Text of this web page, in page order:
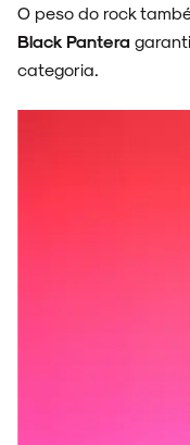
O peso do rock
Black Pantera
categoria.